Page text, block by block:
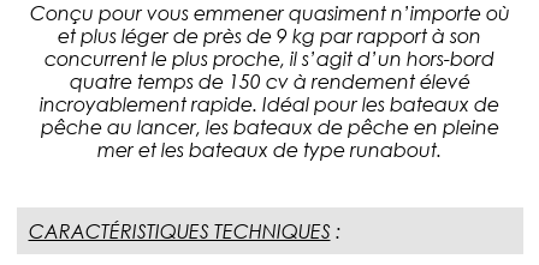
Conçu pour vous emmener quasiment n’importe où
et plus léger de près de 9 kg par rapport à son
concurrent le plus proche, il s’agit d’un hors-bord
quatre temps de 150 cv à rendement élevé
incroyablement rapide. Idéal pour les bateaux de
pêche au lancer, les bateaux de pêche en pleine
mer et les bateaux de type runabout.
CARACTÉRISTIQUES TECHNIQUES :